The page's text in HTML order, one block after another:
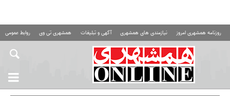
روزنامه همشهری امروز نیازمندی های همشهری آگهی و تبلیغات همشهری تی وی روابط عمومی